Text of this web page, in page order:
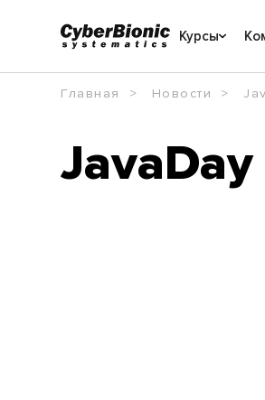
Курсы
Главная Новости